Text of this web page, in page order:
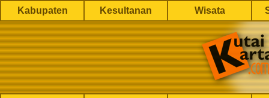
Kabupaten Kesultanan Wisata